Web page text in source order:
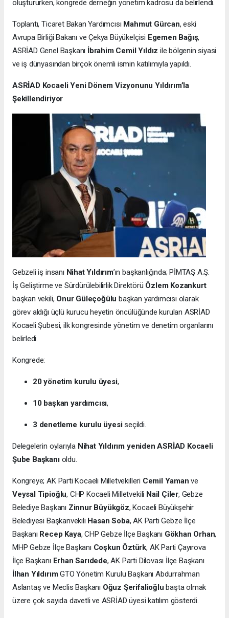
oluştururken, kongrede derneğin yönetim kadrosu da belirlendi.
Toplantı, Ticaret Bakan Yardımcısı Mahmut Gürcan, eski
Avrupa Birliği Bakanı ve Çekya Büyükelçisi Egemen Bağış,
ASRİAD Genel Başkanı İbrahim Cemil Yıldız ile bölgenin siyasi
ve iş dünyasından birçok önemli ismin katılımıyla yapıldı.
ASRİAD Kocaeli Yeni Dönem Vizyonunu Yıldırım’la
Şekillendiriyor
Gebzeli iş insanı Nihat Yıldırım’ın başkanlığında; PİMTAŞ A.Ş.
İş Geliştirme ve Sürdürülebilirlik Direktörü Özlem Kozankurt
başkan vekili, Onur Güleçoğülu başkan yardımcısı olarak
görev aldığı üçlü kurucu heyetin öncülüğünde kurulan ASRİAD
Kocaeli Şubesi, ilk kongresinde yönetim ve denetim organlarını
belirledi.
Kongrede:
20 yönetim kurulu üyesi,
10 başkan yardımcısı,
3 denetleme kurulu üyesiseçildi.
Delegelerin oylarıyla Nihat Yıldırım yeniden ASRİAD Kocaeli
Şube Başkanıoldu.
Kongreye; AK Parti Kocaeli Milletvekilleri Cemil Yaman ve
Veysal Tipioğlu, CHP Kocaeli Milletvekili Nail Çiler, Gebze
Belediye Başkanı Zinnur Büyükgöz, Kocaeli Büyükşehir
Belediyesi Başkanvekili Hasan Soba, AK Parti Gebze İlçe
Başkanı Recep Kaya, CHP Gebze İlçe Başkanı Gökhan Orhan,
MHP Gebze İlçe Başkanı Coşkun Öztürk, AK Parti Çayırova
İlçe Başkanı Erhan Sarıdede, AK Parti Dilovası İlçe Başkanı
İlhan YıldırımGTO Yönetim Kurulu Başkanı Abdurrahman
Aslantaş ve Meclis Başkanı Oğuz Şerifalioğlu başta olmak
üzere çok sayıda davetli ve ASRİAD üyesi katılım gösterdi.